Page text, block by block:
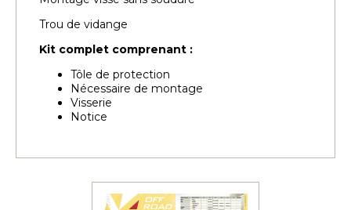
Trou de vidange
Kit complet comprenant :
Tôle de protection
Nécessaire de montage
Visserie
Notice